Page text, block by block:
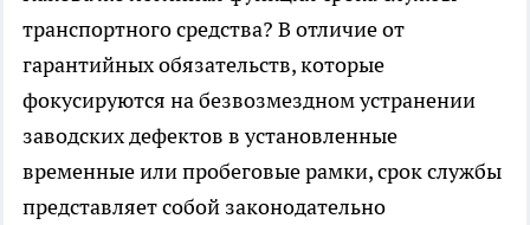
транспортного средства? В отличие от
гарантийных обязательств, которые
фокусируются на безвозмездном устранении
заводских дефектов в установленные
временные или пробеговые рамки, срок службы
представляет собой законодательно